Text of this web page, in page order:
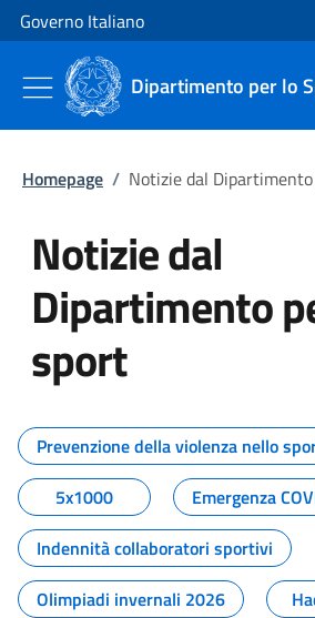
Vai al contenuto
Vai alla navigazione del sito
Governo Italiano
Dipartimento per lo
Homepage / Notizie dal
Notizie dal
Dipartimento
sport
Tutti i contenuti
Prevenzione della violenza nello
5x1000
Emergenza
Indennità collaboratori sportivi
Olimpiadi invernali 2026